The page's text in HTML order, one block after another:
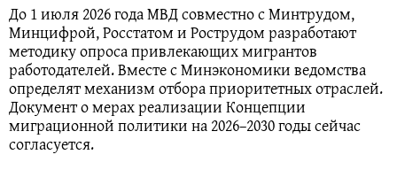
До 1 июля 2026 года МВД совместно с Минтрудом,
Минцифрой, Росстатом и Рострудом разработают
методику опроса привлекающих мигрантов
работодателей. Вместе с Минэкономики ведомства
определят механизм отбора приоритетных отраслей.
Документ о мерах реализации Концепции
миграционной политики на 2026–2030 годы сейчас
согласуется.